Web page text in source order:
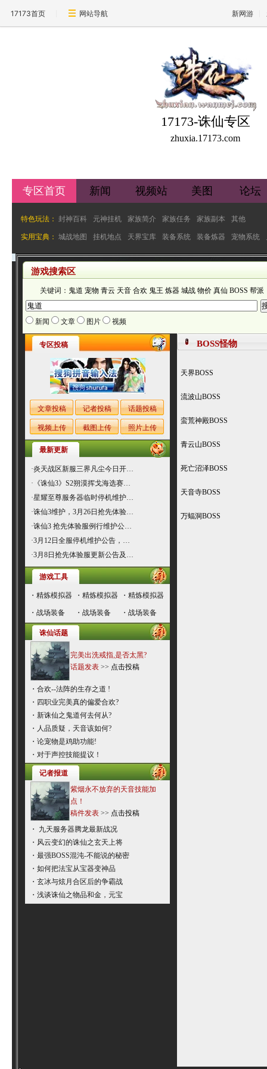
17173首页 网站导航 新网游
17173-诛仙专区
zhuxia.17173.com
专区首页 新闻 视频站 美图 论坛
特色玩法： 封神百科 元神挂机 家族简介 家族任务 家族副本 其他
实用宝典： 城战地图 挂机地点 天界宝库 装备系统 装备炼器 宠物系统
游戏搜索区
关键词： 鬼道 宠物 青云 天音 合欢 鬼王 炼器 城战 物价 真仙 BOSS 帮派
新闻 文章 图片 视频
专区投稿
文章投稿 记者投稿 话题投稿
视频上传 截图上传 照片上传
最新更新
·炎天战区新服三界凡尘今日开…
· 《诛仙3》S2朔漠挥戈海选赛…
·星耀至尊服务器临时停机维护…
·诛仙3维护，3月26日抢先体验…
·诛仙3 抢先体验服例行维护公…
·3月12日全服停机维护公告，…
·3月8日抢先体验服更新公告及…
游戏工具
・精炼模拟器 ・精炼模拟器 ・精炼模拟器
・战场装备 ・战场装备 ・战场装备
诛仙话题
完美出洗戒指,是否太黑?
话题发表>> 点击投稿
・合欢--法阵的生存之道 !
・ 四职业完美真的偏爱合欢?
・新诛仙之鬼道何去何从?
・ 人品质疑，天音该如何?
・论宠物是鸡助功能!
・对于声控技能提议！
记者报道
紫烟永不放弃的天音技能加
点！
稿件发表>> 点击投稿
・
九天服务器腾龙最新战况
・ 风云变幻的诛仙之玄天上将
・最强BOSS混沌-不能说的秘密
・如何把法宝从宝器变神品
・玄冰与炫月合区后的争霸战
・浅谈诛仙之物品和金，元宝
BOSS怪物
天界BOSS
流波山BOSS
蛮荒神殿BOSS
青云山BOSS
死亡沼泽BOSS
天音寺BOSS
万蝠洞BOSS